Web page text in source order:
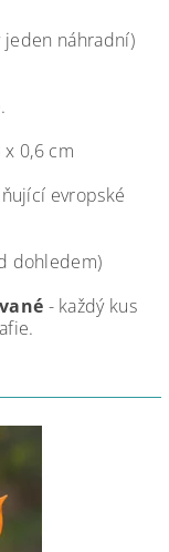
jeden náhradní)
x 0,6 cm
evropské
dohledem)
- každý kus